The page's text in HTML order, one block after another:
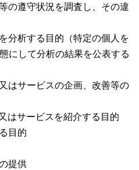
の遵守状況を調査し、その違
分析する目的（特定の個人を
にして分析の結果を公表する
はサービスの企画、改善等の
はサービスを紹介する目的
目的
提供